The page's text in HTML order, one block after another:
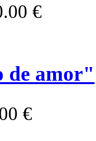
€
de amor"
€